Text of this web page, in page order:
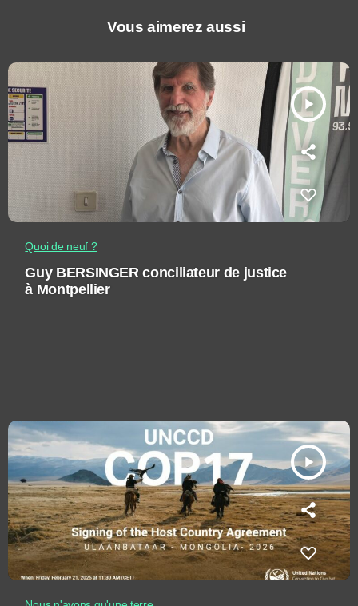
Vous aimerez aussi
play_arrow
Quoi de neuf ?
Guy BERSINGER conciliateur de justice
à Montpellier
play_arrow